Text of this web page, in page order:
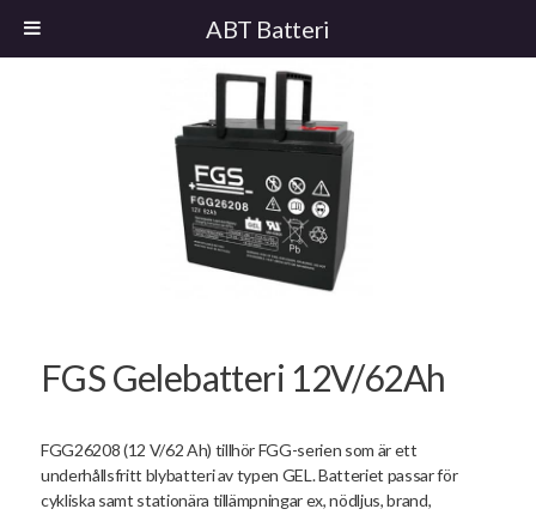
FGS Gelebatteri 12V/62Ah
FGG26208 (12 V/62 Ah) tillhör FGG-serien som är ett
underhållsfritt blybatteri av typen GEL. Batteriet passar för
cykliska samt stationära tillämpningar ex, nödljus, brand,
ABT Batteri